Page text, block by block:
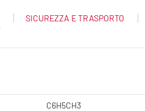
SICUREZZA E TRASPORTO
C6H5CH3